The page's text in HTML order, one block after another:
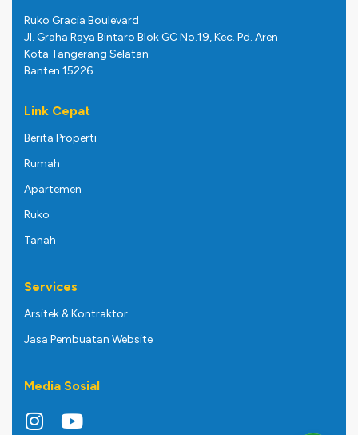
Ruko Gracia Boulevard
Jl. Graha Raya Bintaro Blok GC No.19, Kec. Pd. Aren
Kota Tangerang Selatan
Banten 15226
Link Cepat
Berita Properti
Rumah
Apartemen
Ruko
Tanah
Services
Arsitek & Kontraktor
Jasa Pembuatan Website
Media Sosial